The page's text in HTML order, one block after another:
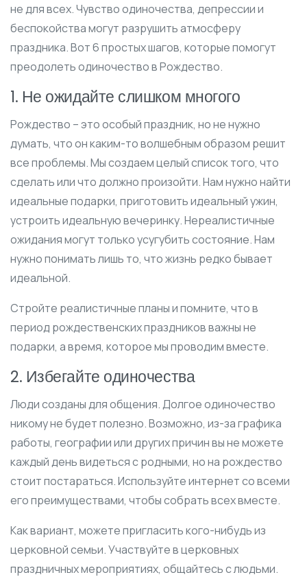
не для всех. Чувство одиночества, депрессии и
беспокойства могут разрушить атмосферу
праздника. Вот 6 простых шагов, которые помогут
преодолеть одиночество в Рождество.
1. Не ожидайте слишком многого
Рождество – это особый праздник, но не нужно
думать, что он каким-то волшебным образом решит
все проблемы. Мы создаем целый список того, что
сделать или что должно произойти. Нам нужно найти
идеальные подарки, приготовить идеальный ужин,
устроить идеальную вечеринку. Нереалистичные
ожидания могут только усугубить состояние. Нам
нужно понимать лишь то, что жизнь редко бывает
идеальной.
Стройте реалистичные планы и помните, что в
период рождественских праздников важны не
подарки, а время, которое мы проводим вместе.
2. Избегайте одиночества
Люди созданы для общения. Долгое одиночество
никому не будет полезно. Возможно, из-за графика
работы, географии или других причин вы не можете
каждый день видеться с родными, но на рождество
стоит постараться. Используйте интернет со всеми
его преимуществами, чтобы собрать всех вместе.
Как вариант, можете пригласить кого-нибудь из
церковной семьи. Участвуйте в церковных
праздничных мероприятиях, общайтесь с людьми.